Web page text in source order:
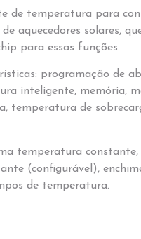
de temperatura para
aquecedores solares,
para essas funções.
programação de
inteligente, memória,
temperatura de
temperatura constante,
(configurável),
de temperatura.